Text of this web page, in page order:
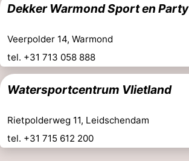
Dekker Warmond Sport en Party
Veerpolder 14, Warmond
tel. +31 713 058 888
Watersportcentrum Vlietland
Rietpolderweg 11, Leidschendam
tel. +31 715 612 200